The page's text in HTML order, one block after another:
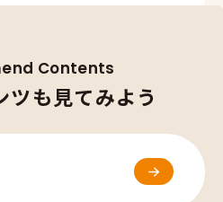
Contents
ツも 見てみよう